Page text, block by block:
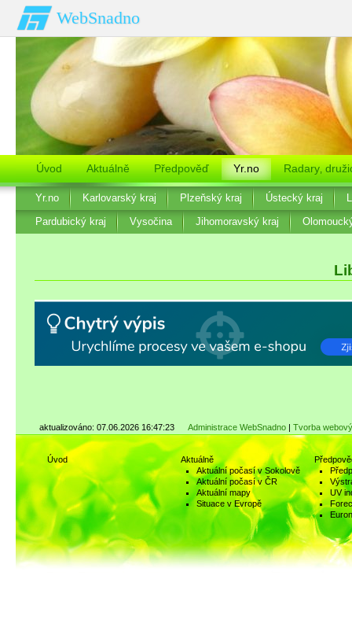
WebSnadno
Úvod Aktuálně Předpověď Yr.no Radary‚
Yr.no Karlovarský kraj Plzeňský kraj Ústecký kraj
Pardubický kraj
Vysočina Jihomoravský kraj
Administrace WebSnadno| Tvorba
aktualizováno: 07.06.2026 16:47:23
Úvod
Aktuálně
Aktuální počasí v Sokolově
Aktuální počasí v ČR
Aktuální mapy
Situace v Evropě
UV